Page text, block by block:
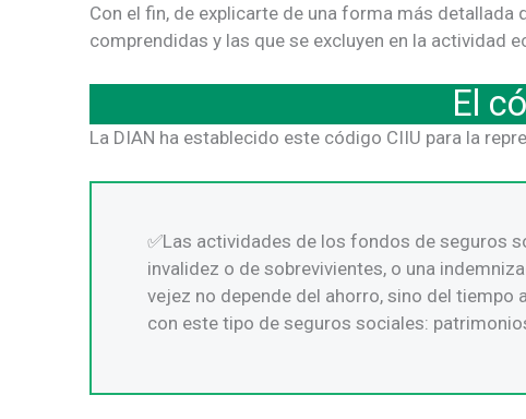
Con el fin, de explicarte de una forma más
comprendidas y las que se excluyen en la actividad
El
La DIAN ha establecido este código CIIU para la
Las actividades de los fondos de seguros
invalidez o de sobrevivientes, o una
vejez no depende del ahorro, sino del
con este tipo de seguros sociales: